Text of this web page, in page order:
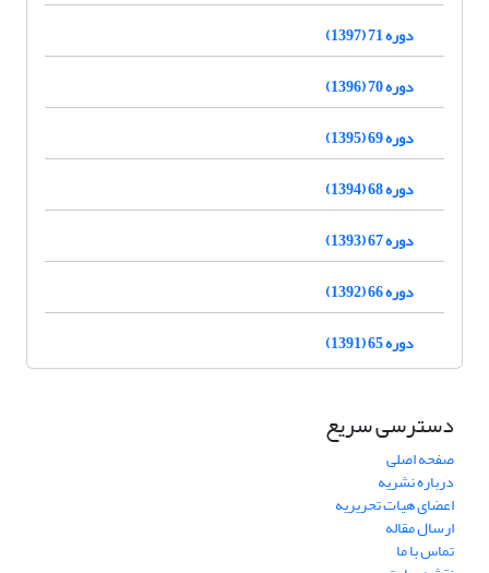
دوره 71 (1397)
دوره 70 (1396)
دوره 69 (1395)
دوره 68 (1394)
دوره 67 (1393)
دوره 66 (1392)
دوره 65 (1391)
دسترسی سریع
صفحه اصلی
درباره نشریه
اعضای هیات تحریریه
ارسال مقاله
تماس با ما